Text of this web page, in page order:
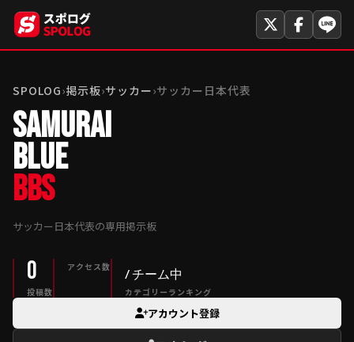
SPOLOG›掲示板›サッカー›サッカー日本代表
SAMURAI
BLUE
BBS
サッカー日本代表の専用掲示板
0
投稿数
アクセス数
/ チーム中
カテゴリーランキング
アカウント登録